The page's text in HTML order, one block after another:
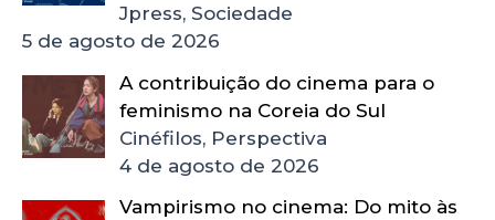
Jpress, Sociedade
5 de agosto de 2026
A contribuição do cinema para o
feminismo na Coreia do Sul
Cinéfilos, Perspectiva
4 de agosto de 2026
Vampirismo no cinema: Do mito às